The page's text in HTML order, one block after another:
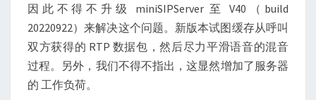
因此不得不升级 miniSIPServer 至 V40（build
20220922）来解决这个问题。新版本试图缓存从呼叫
双方获得的 RTP 数据包，然后尽力平滑语音的混音
过程。另外，我们不得不指出，这显然增加了服务器
的 工作负荷。